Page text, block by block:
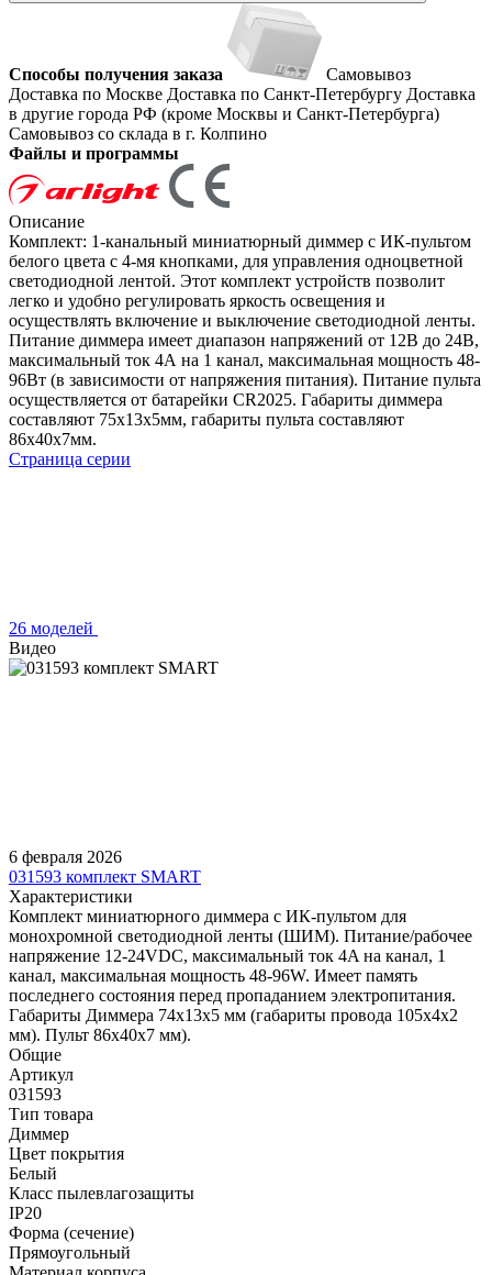
Способы получения заказа
Самовывоз
Доставка по Москве Доставка по Санкт-Петербургу Доставка
в другие города РФ (кроме Москвы и Санкт-Петербурга)
Самовывоз со склада в г. Колпино
Файлы и программы
Описание
Комплект: 1-канальный миниатюрный диммер с ИК-пультом
белого цвета с 4-мя кнопками, для управления одноцветной
светодиодной лентой. Этот комплект устройств позволит
легко и удобно регулировать яркость освещения и
осуществлять включение и выключение светодиодной ленты.
Питание диммера имеет диапазон напряжений от 12В до 24В,
максимальный ток 4А на 1 канал, максимальная мощность 48-
96Вт (в зависимости от напряжения питания). Питание пульта
осуществляется от батарейки CR2025. Габариты диммера
составляют 75x13x5мм, габариты пульта составляют
86х40х7мм.
Страница серии
26 моделей
Видео
6 февраля 2026
031593 комплект SMART
Характеристики
Комплект миниатюрного диммера с ИК-пультом для
монохромной светодиодной ленты (ШИМ). Питание/рабочее
напряжение 12-24VDC, максимальный ток 4A на канал, 1
канал, максимальная мощность 48-96W. Имеет память
последнего состояния перед пропаданием электропитания.
Габариты Диммера 74x13x5 мм (габариты провода 105x4x2
мм). Пульт 86х40х7 мм).
Общие
Артикул
031593
Тип товара
Диммер
Цвет покрытия
Белый
Класс пылевлагозащиты
IP20
Форма (сечение)
Прямоугольный